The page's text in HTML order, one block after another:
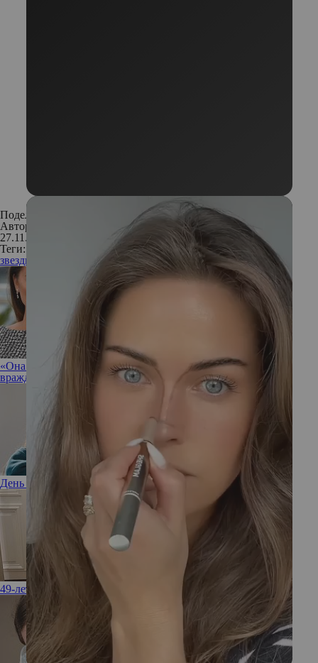
Поделиться:
Автор:
27.11.2017
Теги:
звезды
смерть знаменитости
«Она ничего не забыла»: что (а точнее, кто) стоит за давней
враждой Николь Кидман и Пенелопы Крус
День матери: как этот праздник отмечают во всем мире
49-летняя Селин Дион снялась обнаженной